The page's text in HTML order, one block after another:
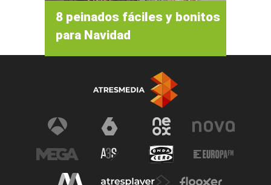
8 peinados fáciles y bonitos
para Navidad